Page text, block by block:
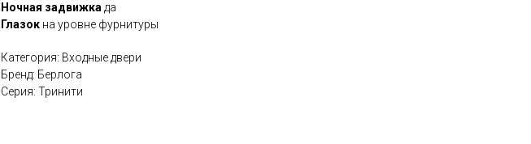
Ночная задвижкада
Глазок на уровне фурнитуры
Категория: Входные двери
Бренд: Берлога
Серия: Тринити